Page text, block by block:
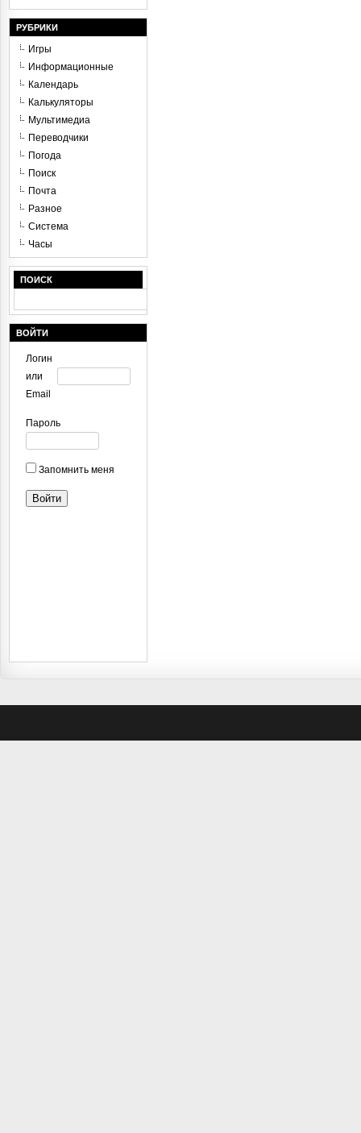
РУБРИКИ
Игры
Информационные
Календарь
Калькуляторы
Мультимедиа
Переводчики
Погода
Поиск
Почта
Разное
Система
Часы
ПОИСК
ВОЙТИ
Логин
или
Email
Пароль
Запомнить меня